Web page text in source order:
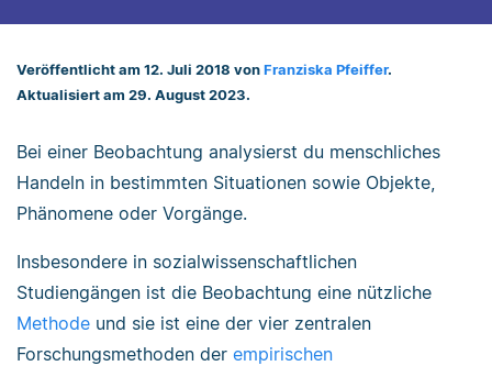
Veröffentlicht am 12. Juli 2018 von Franziska Pfeiffer.
Aktualisiert am 29. August 2023.
Bei einer Beobachtung analysierst du menschliches
Handeln in bestimmten Situationen sowie Objekte,
Phänomene oder Vorgänge.
Insbesondere in sozialwissenschaftlichen
Studiengängen ist die Beobachtung eine nützliche
Methode und sie ist eine der vier zentralen
Forschungsmethoden der empirischen